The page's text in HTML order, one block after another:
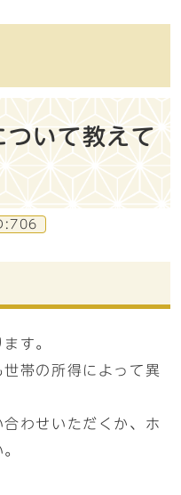
ついて教えて
す。
帯の所得によって異
わせいただくか、ホ